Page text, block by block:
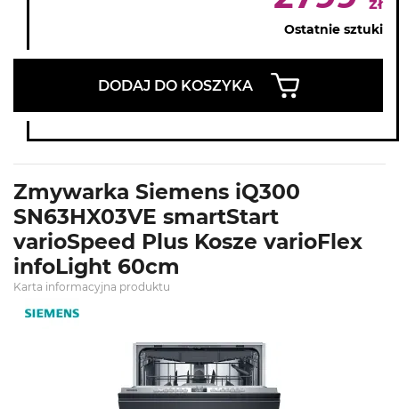
Ostatnie sztuki
DODAJ DO KOSZYKA
Zmywarka Siemens iQ300
SN63HX03VE smartStart
varioSpeed Plus Kosze varioFlex
infoLight 60cm
Karta informacyjna produktu